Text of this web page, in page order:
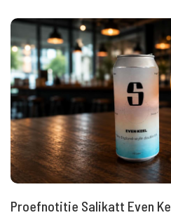
Proefnotitie Salikatt Even